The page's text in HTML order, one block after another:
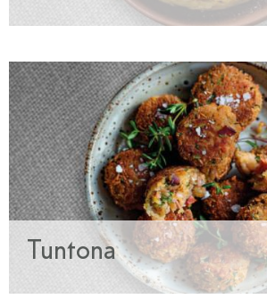
Tuntona